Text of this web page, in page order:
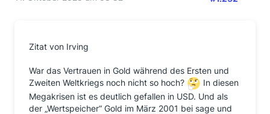
Zitat von Irving
War das Vertrauen in Gold während des Ersten und
Zweiten Weltkriegs noch nicht so hoch?
In diesen
Megakrisen ist es deutlich gefallen in USD. Und als
der „Wertspeicher“ Gold im März 2001 bei sage und